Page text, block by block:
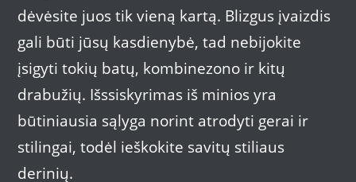
dėvėsite juos tik vieną kartą. Blizgus įvaizdis
gali būti jūsų kasdienybė, tad nebijokite
įsigyti tokių batų, kombinezono ir kitų
drabužių. Išssiskyrimas iš minios yra
būtiniausia sąlyga norint atrodyti gerai ir
stilingai, todėl ieškokite savitų stiliaus
derinių.